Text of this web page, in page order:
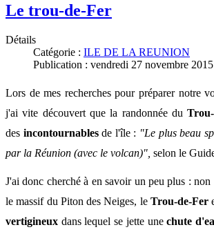
Le trou-de-Fer
Détails
Catégorie : ILE DE LA REUNION
Publication : vendredi 27 novembre
Lors de mes recherches pour préparer notre
j'ai vite découvert que la randonnée du
des incontournablesde l'île : "Le plus beau
par la Réunion (avec le volcan)", selon le
J'ai donc cherché à en savoir un peu plus :
le massif du Piton des Neiges, le Trou-de-Fer
vertigineux dans lequel se jette unechute